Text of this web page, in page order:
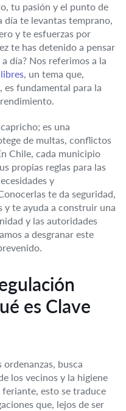
tu pasión y el punto de
día te levantas temprano,
y te esfuerzas por
te has detenido a pensar
día? Nos referimos a la
, un tema que,
es fundamental para la
es una
de multas, conflictos
Chile, cada municipio
propias reglas para las
y
te da seguridad,
y te ayuda a construir una
y las autoridades
a desgranar este
es Clave
busca
los vecinos y la higiene
esto se traduce
que, lejos de ser